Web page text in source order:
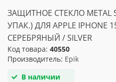
ЗАЩИТНОЕ СТЕКЛО METAL
УПАК.) ДЛЯ APPLE IPHONE
СЕРЕБРЯНЫЙ / SILVER
Код товара: 40550
Производитель: Epik
В наличии